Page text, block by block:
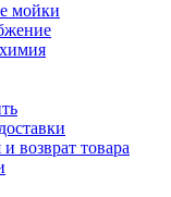
мойки
возврат товара